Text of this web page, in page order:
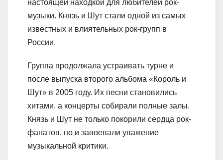
настоящей находкой для любителей рок-
музыки. Князь и Шут стали одной из самых
известных и влиятельных рок-групп в
России.
Группа продолжала устраивать турне и
после выпуска второго альбома «Король и
Шут» в 2005 году. Их песни становились
хитами, а концерты собирали полные залы.
Князь и Шут не только покорили сердца рок-
фанатов, но и завоевали уважение
музыкальной критики.